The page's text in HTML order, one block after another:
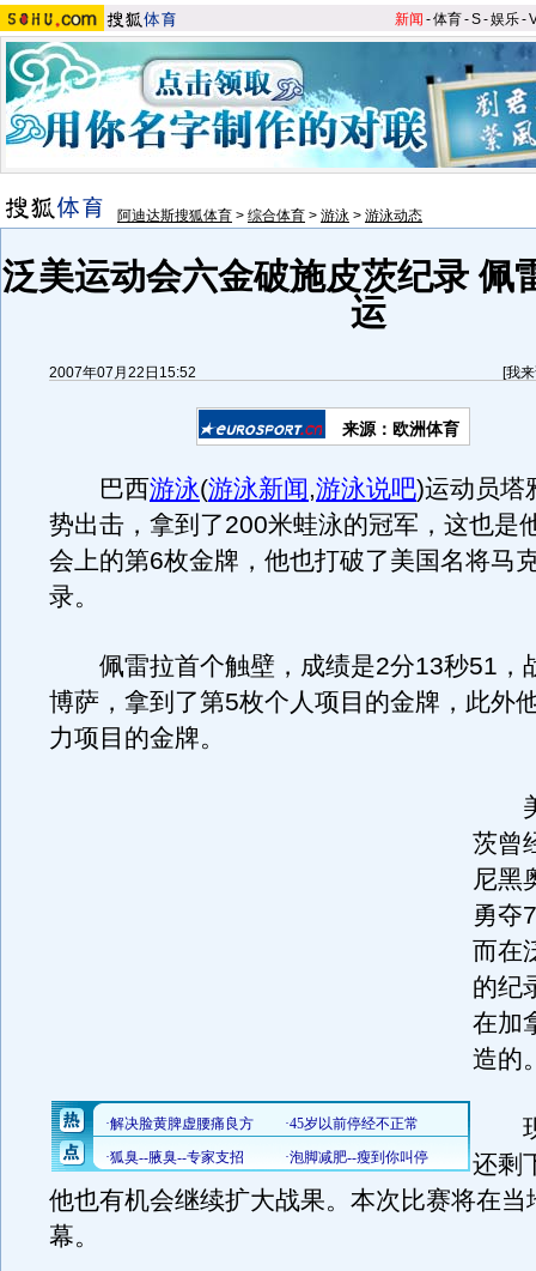
新闻 -体育-S-娱乐-
阿迪达斯搜狐体育 > 综合体育 > 游泳 > 游泳动态
泛美运动会六金破施皮茨纪录 佩
运
2007年07月22日15:52 [我
来源：欧洲体育
巴西游泳(游泳新闻,游泳说吧)运动员塔
势出击，拿到了200米蛙泳的冠军，这也是
会上的第6枚金牌，他也打破了美国名将马
录。
佩雷拉首个触壁，成绩是2分13秒51，
博萨，拿到了第5枚个人项目的金牌，此外
力项目的金牌。
美
茨曾
尼黑
勇夺
而在
的纪
在加
造的
现
还剩
他也有机会继续扩大战果。本次比赛将在当
幕。